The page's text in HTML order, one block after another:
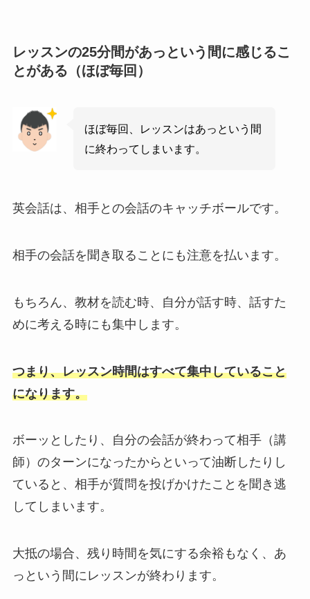
レッスンの25分間があっという間に感じるこ
とがある（ほぼ毎回）
ほぼ毎回、レッスンはあっという間
に終わってしまいます。
英会話は、相手との会話のキャッチボールです。
相手の会話を聞き取ることにも注意を払います。
もちろん、教材を読む時、自分が話す時、話すた
めに考える時にも集中します。
つまり、レッスン時間はすべて集中していること
になります。
ボーッとしたり、自分の会話が終わって相手（講
師）のターンになったからといって油断したりし
ていると、相手が質問を投げかけたことを聞き逃
してしまいます。
大抵の場合、残り時間を気にする余裕もなく、あ
っという間にレッスンが終わります。